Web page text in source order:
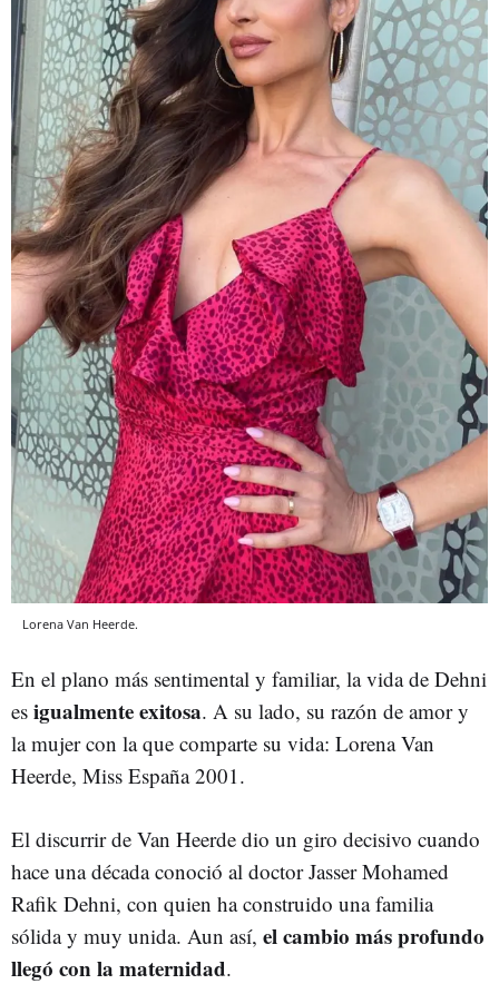
Lorena Van Heerde.
En el plano más sentimental y familiar, la vida de Dehni
es igualmente exitosa. A su lado, su razón de amor y
la mujer con la que comparte su vida: Lorena Van
Heerde, Miss España 2001.
El discurrir de Van Heerde dio un giro decisivo cuando
hace una década conoció al doctor Jasser Mohamed
Rafik Dehni, con quien ha construido una familia
sólida y muy unida. Aun así, el cambio más profundo
llegó con la maternidad.